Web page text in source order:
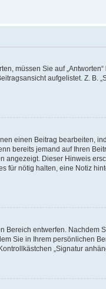
müssen Sie auf
aufgelistet. Z. B.
einen Beitrag bearbeiten,
bereits jemand auf Ihren
Dieser Hinweis
für nötig halten, eine Notiz
entwerfen. Nachdem
Sie in Ihrem persönlichen
„Signatur